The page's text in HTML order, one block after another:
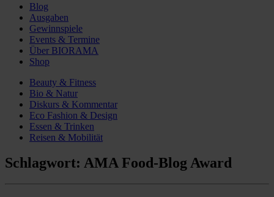
Blog
Ausgaben
Gewinnspiele
Events & Termine
Über BIORAMA
Shop
Beauty & Fitness
Bio & Natur
Diskurs & Kommentar
Eco Fashion & Design
Essen & Trinken
Reisen & Mobilität
Schlagwort: AMA Food-Blog Award